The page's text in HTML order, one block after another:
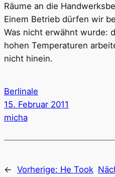
Räume an die
Einem Betrieb dürfen wir
Was nicht erwähnt wurde:
hohen Temperaturen
nicht hinein.
Berlinale
15. Februar 2011
micha
← Vorherige: He Took